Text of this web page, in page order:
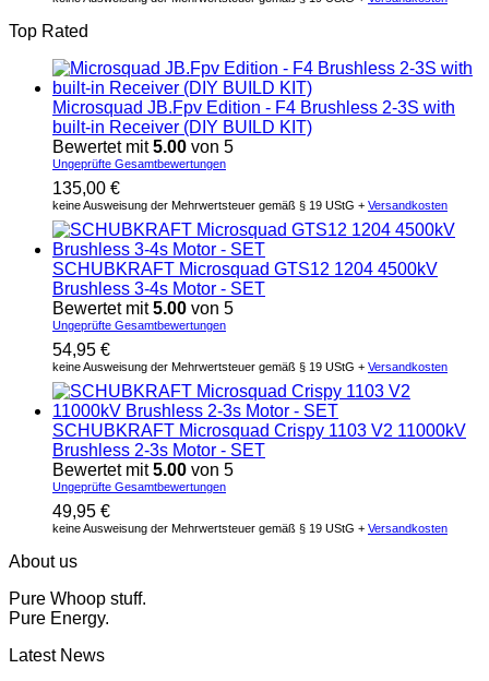
Top Rated
Microsquad JB.Fpv Edition - F4 Brushless 2-3S with
built-in Receiver (DIY BUILD KIT)
Bewertet mit5.00 von 5
Ungeprüfte Gesamtbewertungen
135,00 €
keine Ausweisung der Mehrwertsteuer gemäß § 19 UStG + Versandkosten
SCHUBKRAFT Microsquad GTS12 1204 4500kV
Brushless 3-4s Motor - SET
Bewertet mit5.00 von 5
Ungeprüfte Gesamtbewertungen
54,95 €
keine Ausweisung der Mehrwertsteuer gemäß § 19 UStG + Versandkosten
SCHUBKRAFT Microsquad Crispy 1103 V2 11000kV
Brushless 2-3s Motor - SET
Bewertet mit5.00 von 5
Ungeprüfte Gesamtbewertungen
49,95 €
keine Ausweisung der Mehrwertsteuer gemäß § 19 UStG + Versandkosten
About us
Pure Whoop stuff.
Pure Energy.
Latest News